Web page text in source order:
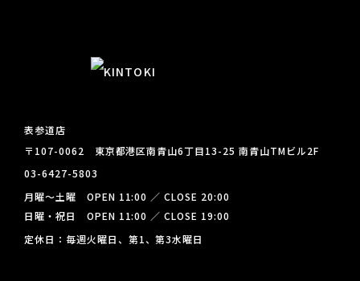
表参道店
〒107-0062 東京都港区南青山6丁目13-25 南青山TMビル2F
03-6427-5803
月曜～土曜 OPEN 11:00 ／ CLOSE 20:00
日曜・祝日 OPEN 11:00 ／ CLOSE 19:00
定休日：毎週火曜日、第1、第3水曜日